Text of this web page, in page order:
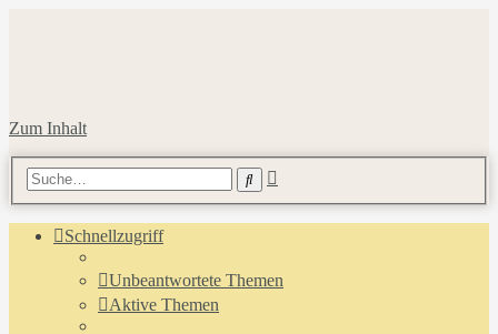
Zum Inhalt
Suche
Schnellzugriff
Unbeantwortete Themen
Aktive Themen